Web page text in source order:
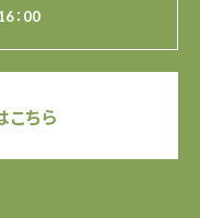
：00
こちら